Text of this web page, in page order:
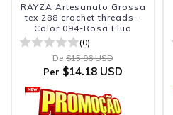
RAYZA Artesanato Grossa
tex 288 crochet threads -
Color 094-Rosa Fluo
(0)
De $15.96 USD
Per $14.18 USD